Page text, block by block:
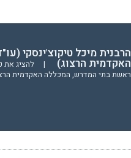
הרבנית מיכל טיקוצ'ינסקי
האקדמית הרצוג) |
להציג את
ראשת בתי המדרש, המכללה האקדמית